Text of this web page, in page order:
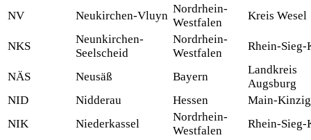
NV
Neukirchen-Vluyn
Nordrhein-
Westfalen
Kreis Wesel
NKS
Neunkirchen-
Seelscheid
Nordrhein-
Westfalen
Rhein-Sieg-
NÄS Neusäß Bayern
Landkreis
Augsburg
NID
Nidderau Hessen
Main-
NIK
Niederkassel
Nordrhein-
Westfalen
Rhein-Sieg-